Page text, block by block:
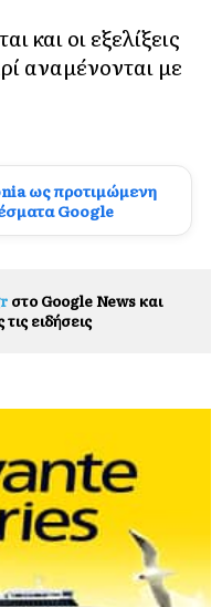
και οι εξελίξεις
αναμένονται με
ως προτιμώμενη
Google
στο Google News και
ειδήσεις